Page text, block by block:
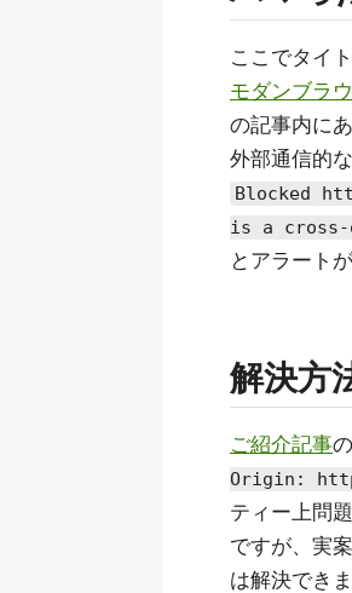
ここでタイ
モダンブラ
の記事内に
外部通信的
Blocked
is a
とアラート
解決方
ご紹介記事
Origin:
ティー上問
ですが、実
は解決でき